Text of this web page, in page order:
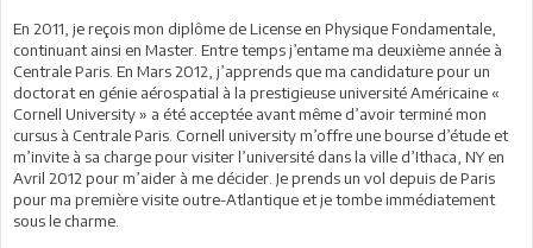
En 2011, je reçois mon diplôme de License en Physique Fondamentale,
continuant ainsi en Master. Entre temps j’entame ma deuxième année à
Centrale Paris. En Mars 2012, j’apprends que ma candidature pour un
doctorat en génie aérospatial à la prestigieuse université Américaine «
Cornell University » a été acceptée avant même d’avoir terminé mon
cursus à Centrale Paris. Cornell university m’offre une bourse d’étude et
m’invite à sa charge pour visiter l’université dans la ville d’Ithaca, NY en
Avril 2012 pour m’aider à me décider. Je prends un vol depuis de Paris
pour ma première visite outre-Atlantique et je tombe immédiatement
sous le charme.